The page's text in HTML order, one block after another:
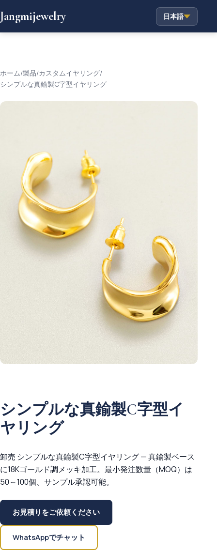
Jangmijewelry 日本語
ホーム/製品/カスタムイヤリング/
シンプルな真鍮製C字型イヤリング
シンプルな真鍮製C字型イ
ヤリング
卸売 シンプルな真鍮製C字型イヤリング — 真鍮製ベース
に18Kゴールド調メッキ加工。最小発注数量（MOQ）は
50～100個、サンプル承認可能。
お見積りをご依頼ください
WhatsAppでチャット